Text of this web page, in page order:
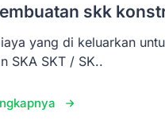
skk
yang di keluarkan
SKA SKT / SK..